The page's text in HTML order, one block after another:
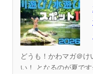
どうも！かわマガ＠
い！ となるのが夏で